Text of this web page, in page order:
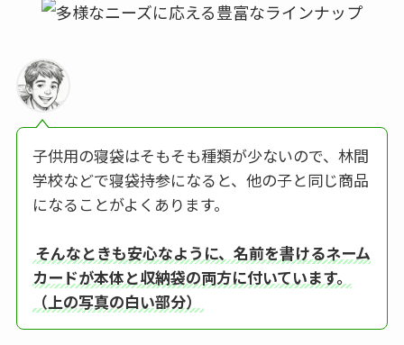
子供用の寝袋はそもそも種類が少ないので、林間
学校などで寝袋持参になると、他の子と同じ商品
になることがよくあります。
そんなときも安心なように、名前を書けるネーム
カードが本体と収納袋の両方に付いています。
（上の写真の白い部分）